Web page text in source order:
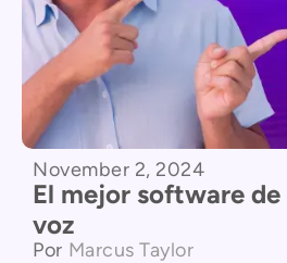
November 2, 2024
El mejor software
voz
Por Marcus Taylor